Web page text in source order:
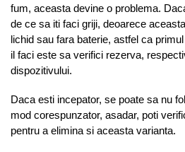
fum, aceasta devine o problema.
de ce sa iti faci griji, deoarece
lichid sau fara baterie, astfel ca
il faci este sa verifici rezerva,
dispozitivului.
Daca esti incepator, se poate sa nu
mod corespunzator, asadar, poti
pentru a elimina si aceasta varianta.